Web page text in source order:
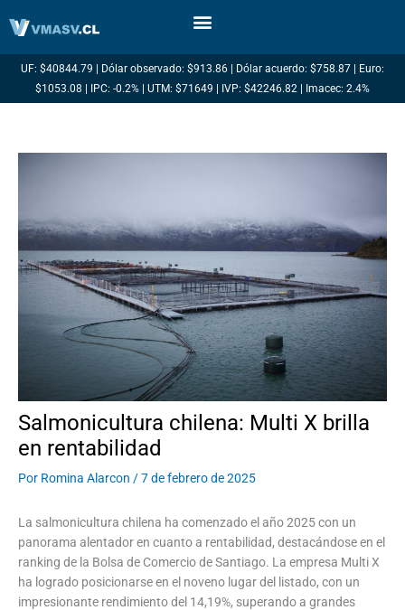
UF: $40844.79 | Dólar observado: $913.86 | Dólar acuerdo: $758.87 | Euro:
$1053.08 | IPC: -0.2% | UTM: $71649 | IVP: $42246.82 | Imacec: 2.4%
Salmonicultura chilena: Multi X brilla
en rentabilidad
Por Romina Alarcon /7 de febrero de 2025
La salmonicultura chilena ha comenzado el año 2025 con un
panorama alentador en cuanto a rentabilidad, destacándose en el
ranking de la Bolsa de Comercio de Santiago. La empresa Multi X
ha logrado posicionarse en el noveno lugar del listado, con un
impresionante rendimiento del 14,19%, superando a grandes